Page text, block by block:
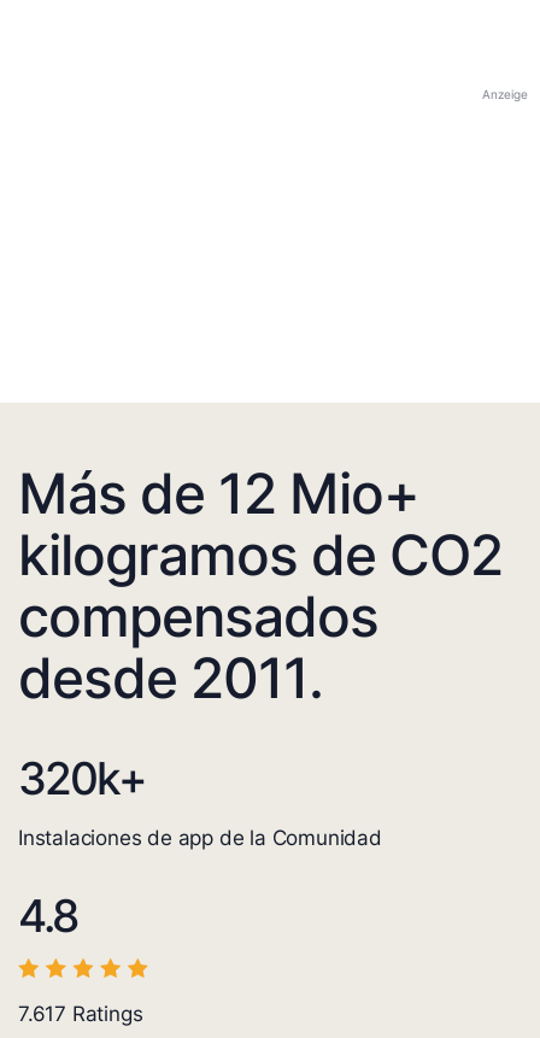
Anzeige
Más de 12 Mio+
kilogramos de CO2
compensados
desde 2011.
320k+
Instalaciones de app de la Comunidad
4.8
7.617 Ratings